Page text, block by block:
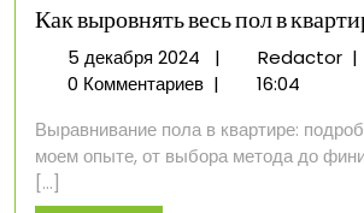
Как выровнять весь пол в
5 декабря 20245
декабря
| RedactorКак
в
|
0 Комментариев |
16:04
Выравнивание пола в квартире:
моем опыте, от выбора метода до
[...]